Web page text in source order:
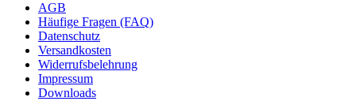
AGB
Häufige Fragen (FAQ)
Datenschutz
Versandkosten
Widerrufsbelehrung
Impressum
Downloads